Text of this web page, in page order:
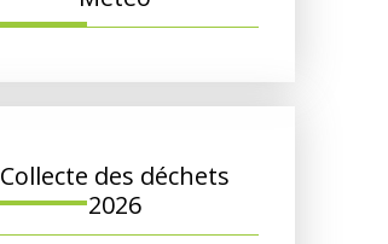
Collecte des déchets
2026